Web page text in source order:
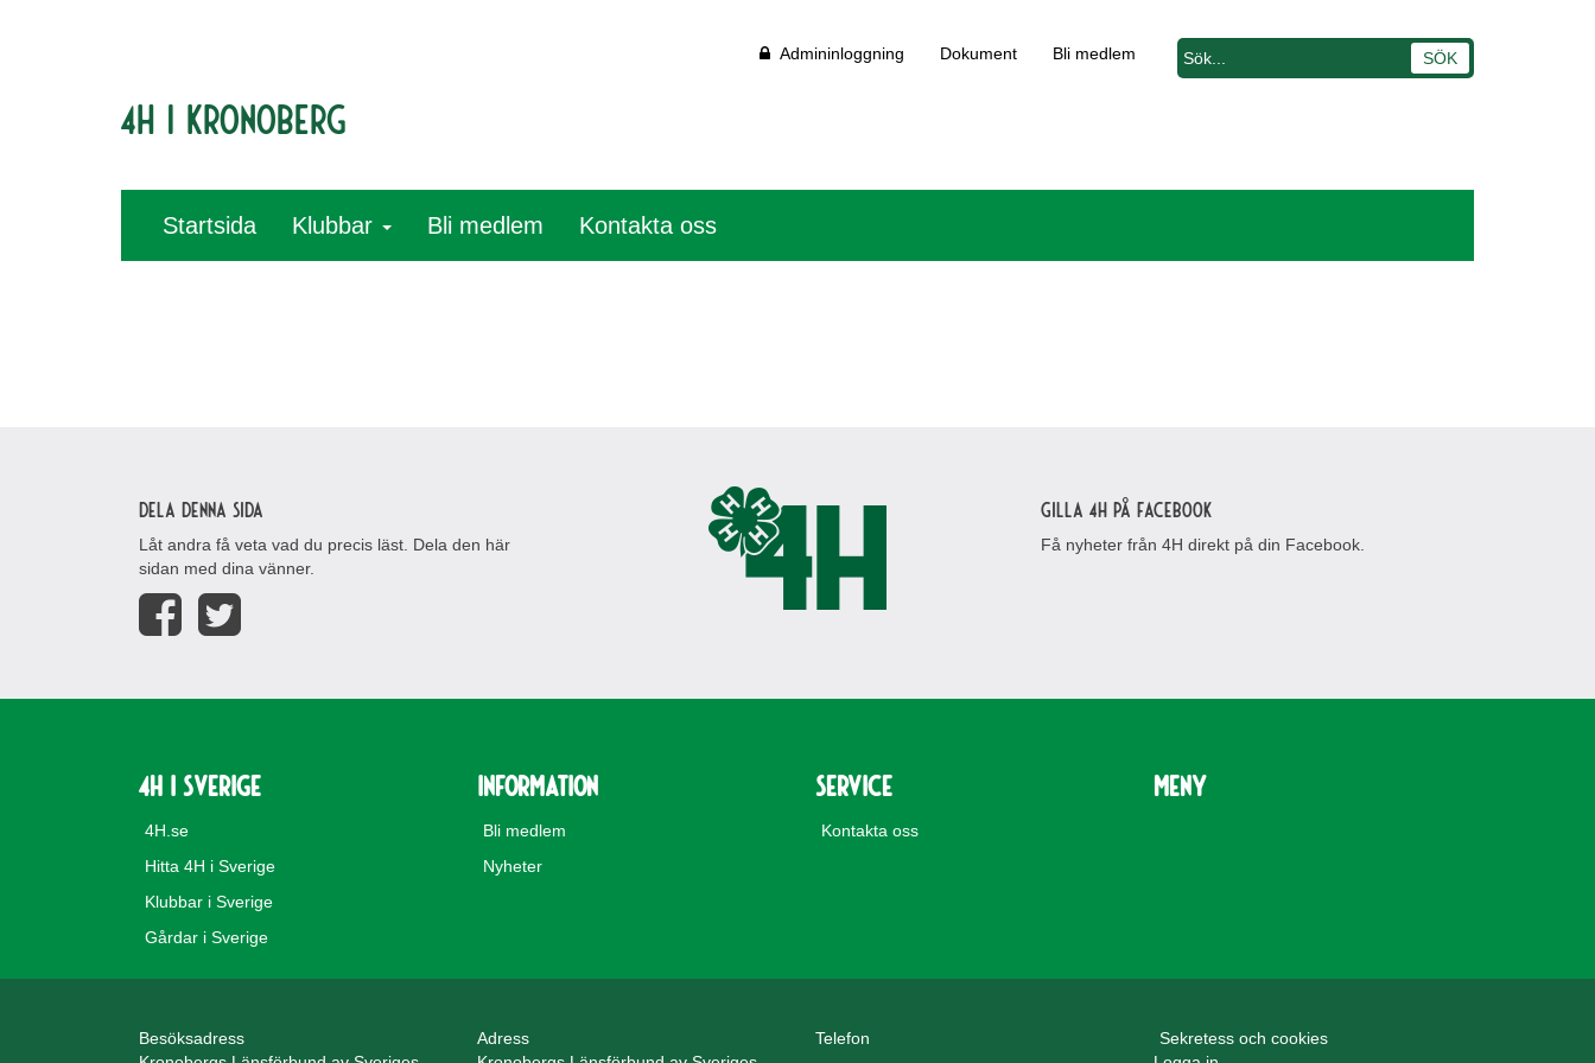
4H i Kronoberg
Admininloggning Dokument Bli medlem
Startsida Klubbar Bli medlem Kontakta oss
Dela denna sida
Låt andra få veta vad du precis läst. Dela den här
sidan med dina vänner.
Gilla 4H på Facebook
Få nyheter från 4H direkt på din Facebook.
4H i Sverige
4H.se
Hitta 4H i Sverige
Klubbar i Sverige
Gårdar i Sverige
Information
Bli medlem
Nyheter
Service
Kontakta oss
Meny
Besöksadress
Adress
Telefon
Sekretess och cookies